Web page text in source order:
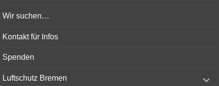
Wir suchen…
Kontakt für Infos
Spenden
Luftschutz Bremen
child